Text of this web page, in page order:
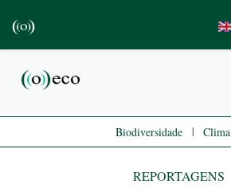
Biodiversidade | Clima
REPORTAGENS